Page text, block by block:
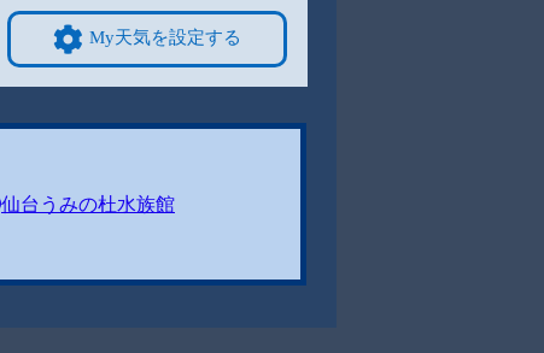
My天気を設定する
仙台うみの杜水族館